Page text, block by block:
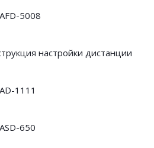
5008
настройки дистанции
1111
650